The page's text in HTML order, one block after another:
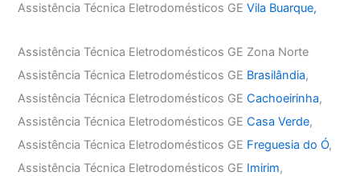
Assistência Técnica Eletrodomésticos GEVila Buarque,
Assistência Técnica Eletrodomésticos GE Zona Norte
Assistência Técnica Eletrodomésticos GE Brasilândia,
Assistência Técnica Eletrodomésticos GECachoeirinha,
Assistência Técnica Eletrodomésticos GECasa Verde,
Assistência Técnica Eletrodomésticos GE Freguesia do Ó,
Assistência Técnica Eletrodomésticos GE Imirim,